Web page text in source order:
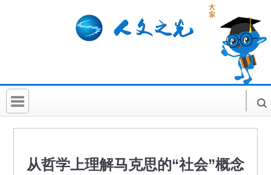
首 页
从哲学上理解马克思的“社会”概念